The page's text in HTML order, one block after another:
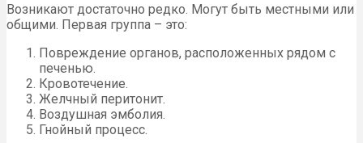
Возникают достаточно редко. Могут быть местными или
общими. Первая группа – это:
Повреждение органов, расположенных рядом с
печенью.
Кровотечение.
Желчный перитонит.
Воздушная эмболия.
Гнойный процесс.